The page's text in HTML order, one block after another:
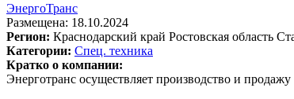
ЭнергоТранс
Размещена: 18.10.2024
Регион: Краснодарский край Ростовская область
Категории: Спец. техника
Кратко о компании:
Энерготранс осуществляет производство и